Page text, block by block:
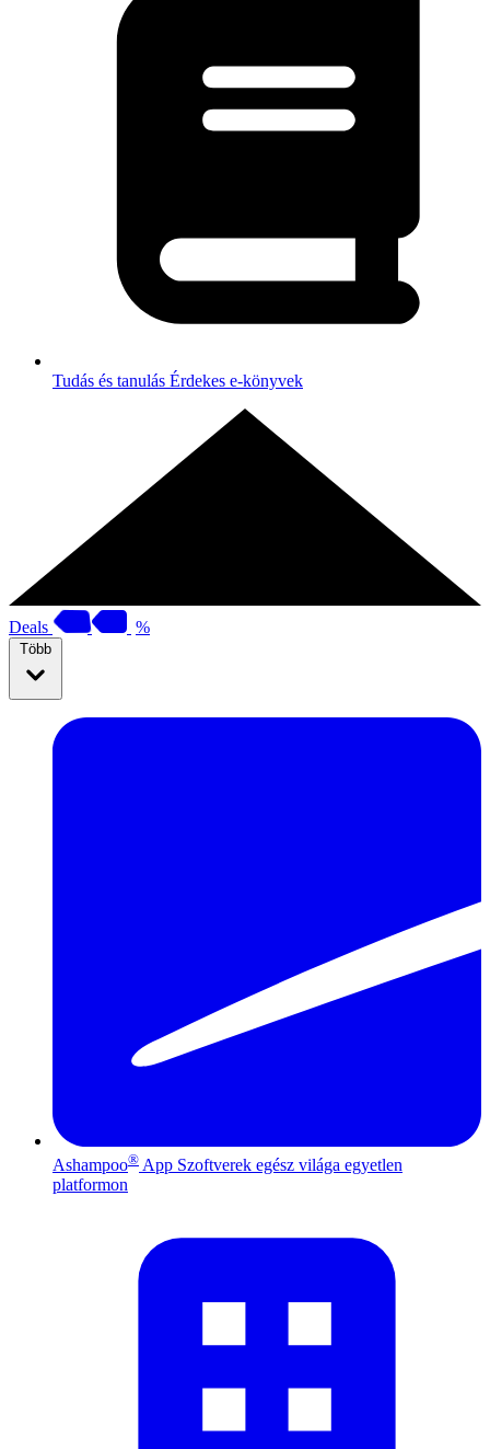
Tudás és tanulás Érdekes e-könyvek
Deals %
Több
Ashampoo® App Szoftverek egész világa egyetlen
platformon